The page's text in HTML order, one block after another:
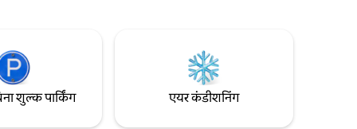
शुल्क पार्किंग एयर कंडीशनिंग